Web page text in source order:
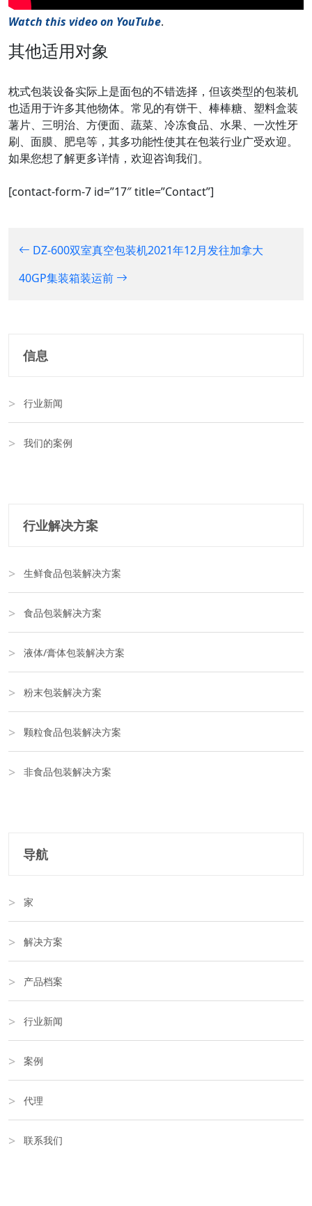
Watch this video on YouTube.
其他适用对象
枕式包装设备实际上是面包的不错选择，但该类型的包装机
也适用于许多其他物体。常见的有饼干、棒棒糖、塑料盒装
薯片、三明治、方便面、蔬菜、冷冻食品、水果、一次性牙
刷、面膜、肥皂等，其多功能性使其在包装行业广受欢迎。
如果您想了解更多详情，欢迎咨询我们。
[contact-form-7 id=”17″ title=”Contact”]
DZ-600双室真空包装机2021年12月发往加拿大
40GP集装箱装运前
信息
行业新闻
我们的案例
行业解决方案
生鲜食品包装解决方案
食品包装解决方案
液体/膏体包装解决方案
粉末包装解决方案
颗粒食品包装解决方案
非食品包装解决方案
导航
家
解决方案
产品档案
行业新闻
案例
代理
联系我们